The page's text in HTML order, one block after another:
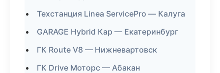
Техстанция Linea ServicePro — Калуга
GARAGE Hybrid Кар — Екатеринбург
ГК Route V8 — Нижневартовск
ГК Drive Моторс — Абакан